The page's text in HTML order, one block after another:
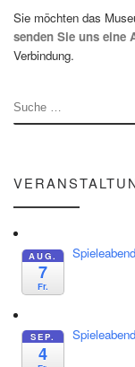
Sie möchten das
senden Sie uns eine
Verbindung.
SUCHE
AUG.
7
Fr.
Spieleabend
SEP.
4
Spieleabend